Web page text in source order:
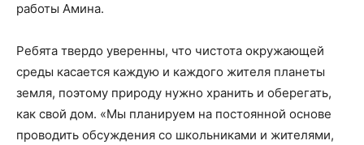
работы Амина.
Ребята твердо уверенны, что чистота окружающей
среды касается каждую и каждого жителя планеты
земля, поэтому природу нужно хранить и оберегать,
как свой дом. «Мы планируем на постоянной основе
проводить обсуждения со школьниками и жителями,